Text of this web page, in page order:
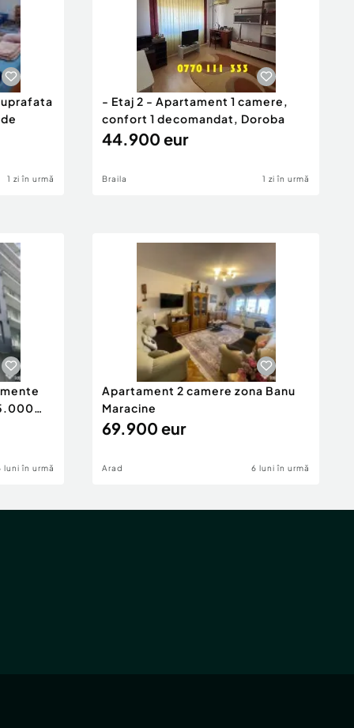
1 zi în urmă
- Etaj 2 - Apartament 1 camere,
confort 1 decomandat, Doroba
44.900 eur
Braila 1 zi în urmă
luni în urmă
Apartament 2 camere zona Banu
Maracine
69.900 eur
Arad 6 luni în urmă